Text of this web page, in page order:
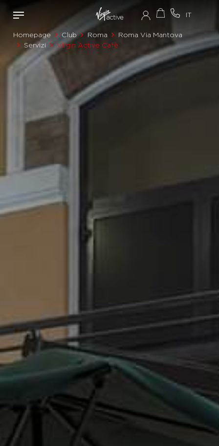
Homepage Club Roma
Roma Via Mantova
Servizi
Virgin Active Cafè